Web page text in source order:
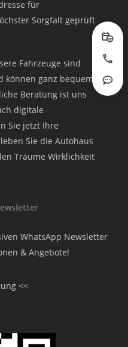
für
Sorgfalt geprüft
Fahrzeuge sind
ganz bequem
Beratung ist uns
digitale
Sie jetzt Ihre
Sie die Autohaus
Träume Wirklichkeit
WhatsApp Newsletter
& Angebote!
<<
Jetzt